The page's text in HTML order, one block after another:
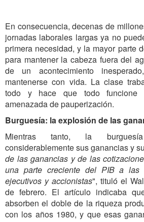
En consecuencia, decenas de
jornadas laborales largas ya no
primera necesidad, y la mayor parte
para mantener la cabeza fuera del
de un acontecimiento
mantenerse con vida. La clase
todo y hace que todo
amenazada de pauperización.
Burguesía: la explosión de las
Mientras tanto, la
considerablemente sus ganancias y
de las ganancias y de las
una parte creciente del PIB a las
ejecutivos y accionistas", tituló el
de febrero. El artículo indicaba
absorben el doble de la riqueza
con los años 1980, y que esas